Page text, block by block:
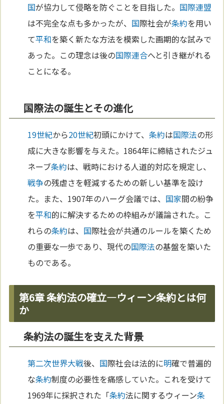
国が協力して侵略を防ぐことを目指した。 国際連盟
は不完全な点も多かったが、 国際社会が条約を用い
て平和を築く新たな方法を模索した画期的な試みで
あった。この理念は後の国際連合へと引き継がれる
ことになる。
国際法の誕生とその進化
19世紀から20世紀初頭にかけて、条約は国際法の形
成に大きな影響を与えた。1864年に締結されたジュ
ネーブ条約は、戦時における人道的対応を規定し、
戦争の残虐さを軽減するための新しい基準を設け
た。また、1907年のハーグ会議では、 国家間の紛争
を平和的に解決するための枠組みが議論された。こ
れらの条約は、 国際社会が共通のルールを築くため
の重要な一歩であり、現代の国際法の基盤を築いた
ものである。
第6章 条約法の確立—ウィーン条約とは何
か
条約法の誕生を支えた背景
第二次世界大戦後、 国際社会は法的に明確で普遍的
な条約制度の必要性を痛感していた。これを受けて
1969年に採択された「条約法に関するウィーン条